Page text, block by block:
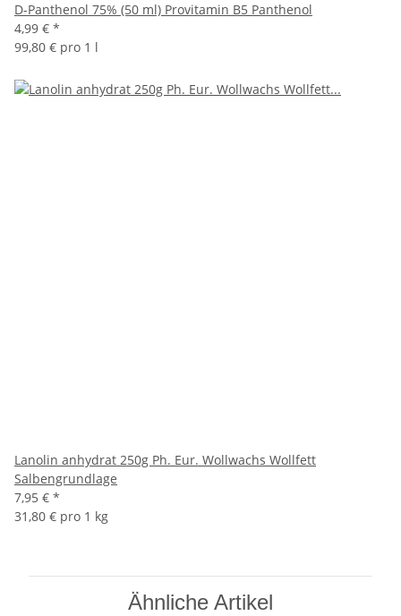
D-Panthenol 75% (50 ml) Provitamin B5 Panthenol
4,99 € *
99,80 € pro 1 l
Lanolin anhydrat 250g Ph. Eur. Wollwachs Wollfett
Salbengrundlage
7,95 € *
31,80 € pro 1 kg
Ähnliche Artikel